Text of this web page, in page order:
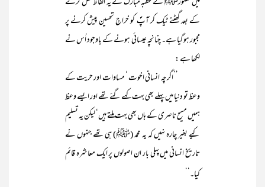
کے بعد گھٹنے ٹیک کر آپؐ کو خراجِ تحسین پیش کرنے پر
مجبور ہو گیا ہے۔ چنانچہ عیسائی ہونے کے باوجود اُس نے
لکھا ہے :
’’اگرچہ انسانی اخوت ‘ مساوات اور حریت کے
وعظ تو دنیا میں پہلے بھی بہت کہے گئے تھے اور ایسے وعظ
ہمیں مسیح ناصری کے ہاں بھی بہت ملتے ہیں‘ لیکن یہ تسلیم
کیے بغیر چارہ نہیں کہ یہ محمد (ﷺ) ہی تھے جنہوں نے
تاریخ انسانی میں پہلی بار ان اصولوں پر ایک معاشرہ قائم
کیا۔‘‘